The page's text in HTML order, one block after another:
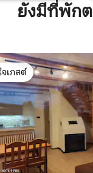
ยังมีที่พักต
จเกสต์
จเกสต์